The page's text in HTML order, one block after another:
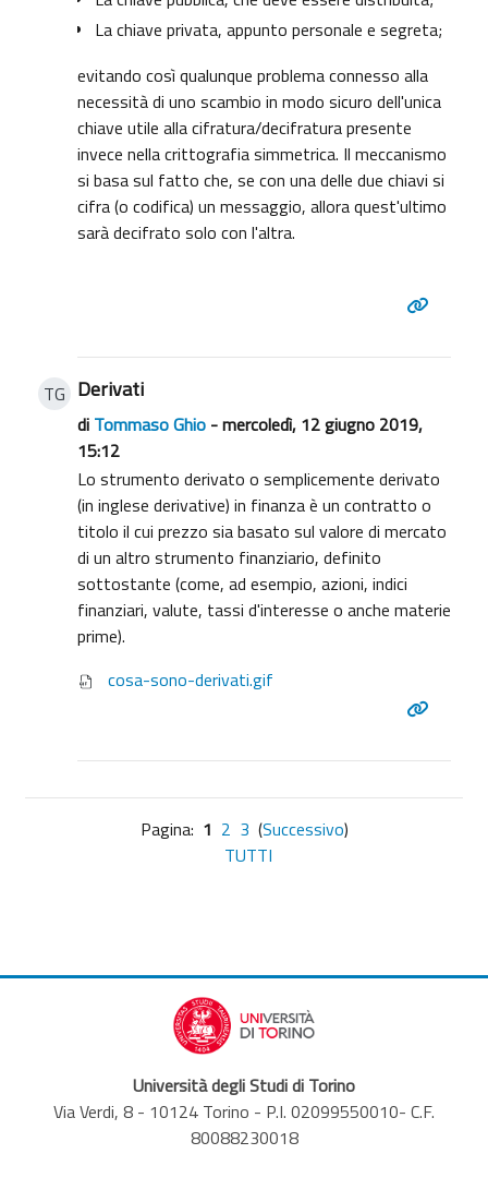
La chiave privata, appunto personale e segreta;
evitando così qualunque problema connesso alla
necessità di uno scambio in modo sicuro dell'unica
chiave utile alla cifratura/decifratura presente
invece nella crittografia simmetrica. Il meccanismo
si basa sul fatto che, se con una delle due chiavi si
cifra (o codifica) un messaggio, allora quest'ultimo
sarà decifrato solo con l'altra.
TG Derivati
di Tommaso Ghio- mercoledì, 12 giugno 2019,
15:12
Lo strumento derivato o semplicemente derivato
(in inglese derivative) in finanza è un contratto o
titolo il cui prezzo sia basato sul valore di mercato
di un altro strumento finanziario, definito
sottostante (come, ad esempio, azioni, indici
finanziari, valute, tassi d'interesse o anche materie
prime).
cosa-sono-derivati.gif
Pagina: 1 2 3 (Successivo)
TUTTI
Università degli Studi di Torino
Via Verdi, 8 - 10124 Torino - P.I. 02099550010- C.F.
80088230018